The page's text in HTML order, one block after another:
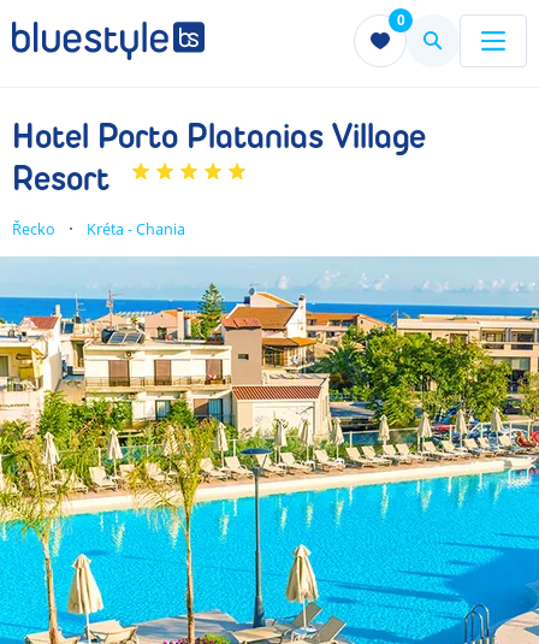
0
Menu Menu
Hotel Porto Platanias Village
Resort
Řecko Kréta - Chania